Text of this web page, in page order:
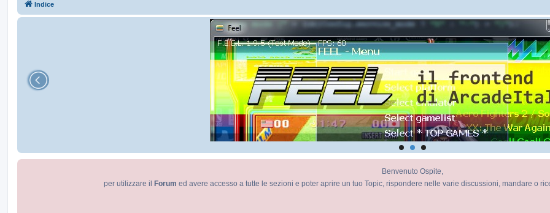
Indice
Benvenuto Ospite,
per utilizzare il
Forum ed avere accesso a tutte le sezioni e poter aprire un tuo Topic, rispondere nelle varie discussioni, mandare o